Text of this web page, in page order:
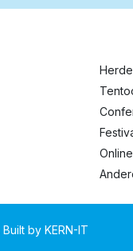
Online
Built by KERN-IT